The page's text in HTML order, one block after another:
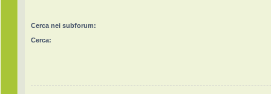
Cerca nei subforum:
Cerca: